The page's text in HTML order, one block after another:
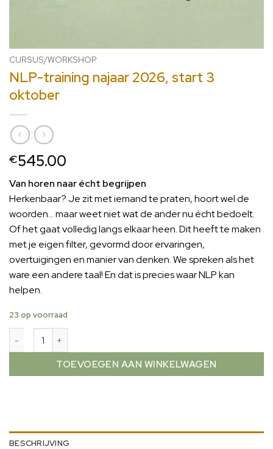
CURSUS/WORKSHOP
NLP-training najaar 2026, start 3
oktober
€545.00
Van horen naar écht begrijpen
Herkenbaar? Je zit met iemand te praten, hoort wel de
woorden… maar weet niet wat de ander nu écht bedoelt.
Of het gaat volledig langs elkaar heen. Dit heeft te maken
met je eigen filter, gevormd door ervaringen,
overtuigingen en manier van denken. We spreken als het
ware een andere taal! En dat is precies waar NLP kan
helpen.
23 op voorraad
TOEVOEGEN AAN WINKELWAGEN
BESCHRIJVING